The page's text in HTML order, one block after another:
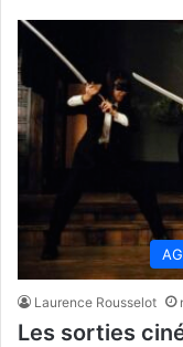
Laurence Rousselot
Les sorties